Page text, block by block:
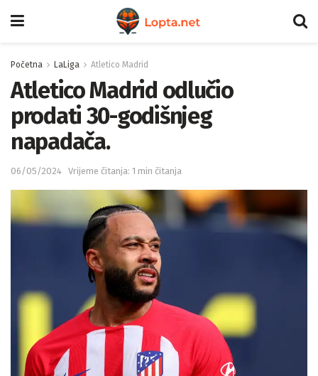
Početna LaLiga Atletico Madrid
Atletico Madrid odlučio
prodati 30-godišnjeg
napadača.
06/05/2024 Vrijeme čitanja: 1 min čitanja